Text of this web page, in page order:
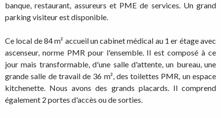
banque, restaurant, assureurs et PME de services. Un grand
parking visiteur est disponible.
Ce local de 84 m² accueil un cabinet médical au 1 er étage avec
ascenseur, norme PMR pour l'ensemble. Il est composé à ce
jour mais transformable, d'une salle d'attente, un bureau, une
grande salle de travail de 36 m², des toilettes PMR, un espace
kitchenette. Nous avons des grands placards. Il comprend
également 2 portes d'accès ou de sorties.